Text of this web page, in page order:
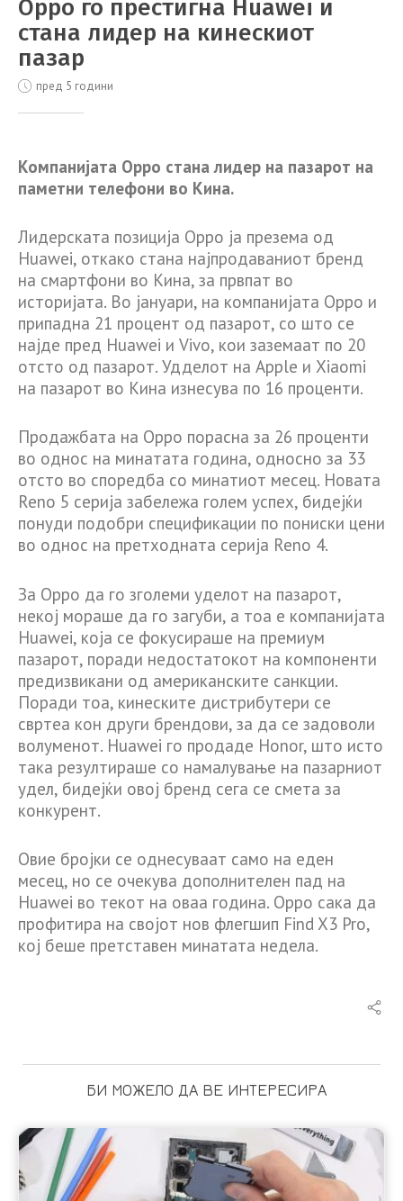
Oppo го престигна Huawei и
стана лидер на кинескиот
пазар
пред 5 години
Компанијата Oppo стана лидер на пазарот на
паметни телефони во Кина.
Лидерската позиција Oppo ја презема од
Huawei, откако стана најпродаваниот бренд
на смартфони во Кина, за првпат во
историјата. Во јануари, на компанијата Oppo и
припадна 21 процент од пазарот, со што се
најде пред Huawei и Vivo, кои заземаат по 20
отсто од пазарот. Удделот на Apple и Xiaomi
на пазарот во Кина изнесува по 16 проценти.
Продажбата на Oppo порасна за 26 проценти
во однос на минатата година, односно за 33
отсто во споредба со минатиот месец. Новата
Reno 5 серија забележа голем успех, бидејќи
понуди подобри спецификации по пониски цени
во однос на претходната серија Reno 4.
За Oppo да го зголеми уделот на пазарот,
некој мораше да го загуби, а тоа е компанијата
Huawei, која се фокусираше на премиум
пазарот, поради недостатокот на компоненти
предизвикани од американските санкции.
Поради тоа, кинеските дистрибутери се
свртеа кон други брендови, за да се задоволи
волуменот. Huawei го продаде Honor, што исто
така резултираше со намалување на пазарниот
удел, бидејќи овој бренд сега се смета за
конкурент.
Овие бројки се однесуваат само на еден
месец, но се очекува дополнителен пад на
Huawei во текот на оваа година. Oppo сака да
профитира на својот нов флегшип Find X3 Pro,
кој беше претставен минатата недела.
БИ МОЖЕЛО ДА ВЕ ИНТЕРЕСИРА